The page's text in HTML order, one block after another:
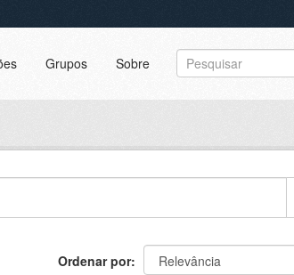
Grupos Sobre
Ordenar por